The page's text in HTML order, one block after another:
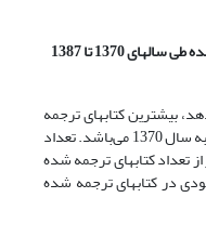
نمودار 1 نشان می‌دهد، بیشترین کتابهای ترجمه
شده مربوط به سال 1384 و کمترین مربوط به سال 1370 می‌باشد. تعداد
تعداد کتابهای ترجمه شده
در کتابهای ترجمه شده